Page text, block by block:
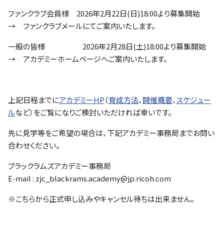
ファンクラブ会員様 2026年2月22日(日)18:00より募集開始
→ ファンクラブメールにてご案内いたします。
一般の皆様 2026年2月28日(土)18:00より募集開始
→ アカデミーホームページへご案内いたします。
上記日程までにアカデミーHP（育成方法、開催概要、スケジュー
ルなど）をご覧になりご検討いただければ幸いです。
先に見学等をご希望の場合は、下記アカデミー事務局までお問い
合わせください。
ブラックラムズアカデミー事務局
E-mail : zjc_blackrams.academy@jp.ricoh.com
※こちらから正式申し込みやキャンセル待ちは出来ません。